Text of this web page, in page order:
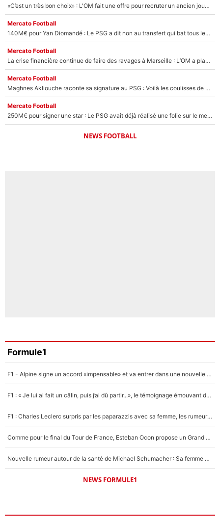
«C’est un très bon choix» : L'OM fait une offre pour recruter un ancien joueur du PSG... et c'est validé dans l'After Foot !
Mercato Football
140M€ pour Yan Diomandé : Le PSG a dit non au transfert qui bat tous les records sur le mercato
Mercato Football
La crise financière continue de faire des ravages à Marseille : L’OM a placé 12 joueurs sur le marché des transferts… et ça pourrait lui rapporter près de 100M€ !
Mercato Football
Maghnes Akliouche raconte sa signature au PSG : Voilà les coulisses de son transfert de rêve à 50M€
Mercato Football
250M€ pour signer une star : Le PSG avait déjà réalisé une folie sur le mercato bien avant Neymar !
NEWS FOOTBALL
Formule1
F1 - Alpine signe un accord «impensable» et va entrer dans une nouvelle dimension : Grande nouvelle pour Pierre Gasly !
F1 : « Je lui ai fait un câlin, puis j’ai dû partir...», le témoignage émouvant de Max Verstappen sur sa fille
F1 : Charles Leclerc surpris par les paparazzis avec sa femme, les rumeurs étaient vraies !
Comme pour le final du Tour de France, Esteban Ocon propose un Grand Prix de Formule 1 à Paris : «Autour de l’Arc de Triomphe, ce serait génial» !
Nouvelle rumeur autour de la santé de Michael Schumacher : Sa femme Corinna sort du silence
NEWS FORMULE1